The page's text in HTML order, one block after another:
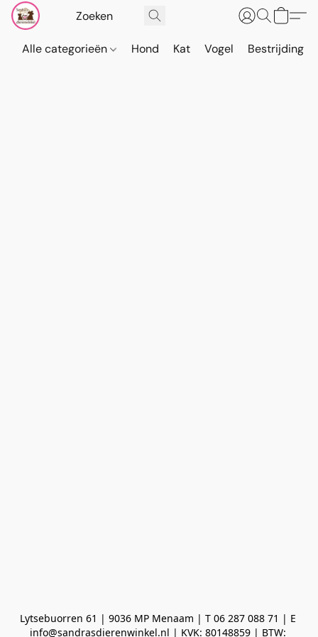
Alle categorieën Hond Kat Vogel Bestrijding
Lytsebuorren 61 | 9036 MP Menaam | T 06 287 088 71 | E
info@sandrasdierenwinkel.nl | KVK: 80148859 | BTW: